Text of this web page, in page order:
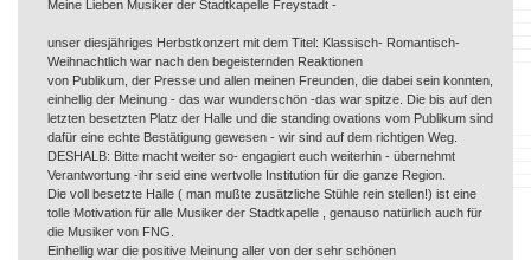
Meine Lieben Musiker der Stadtkapelle Freystadt -
unser diesjähriges Herbstkonzert mit dem Titel: Klassisch- Romantisch-
Weihnachtlich war nach den begeisternden Reaktionen
von Publikum, der Presse und allen meinen Freunden, die dabei sein konnten,
einhellig der Meinung - das war wunderschön -das war spitze. Die bis auf den
letzten besetzten Platz der Halle und die standing ovations vom Publikum sind
dafür eine echte Bestätigung gewesen - wir sind auf dem richtigen Weg.
DESHALB: Bitte macht weiter so- engagiert euch weiterhin - übernehmt
Verantwortung -ihr seid eine wertvolle Institution für die ganze Region.
Die voll besetzte Halle ( man mußte zusätzliche Stühle rein stellen!) ist eine
tolle Motivation für alle Musiker der Stadtkapelle , genauso natürlich auch für
die Musiker von FNG.
Einhellig war die positive Meinung aller von der sehr schönen